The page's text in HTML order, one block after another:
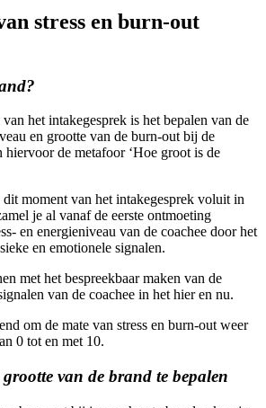
stress en burn-out
het intakegesprek is het bepalen van de
en grootte van de burn-out bij de
hiervoor de metafoor ‘Hoe groot is de
moment van het intakegesprek voluit in
je al vanaf de eerste ontmoeting
en energieniveau van de coachee door het
en emotionele signalen.
met het bespreekbaar maken van de
van de coachee in het hier en nu.
om de mate van stress en burn-out weer
0 tot en met 10.
van de brand te bepalen